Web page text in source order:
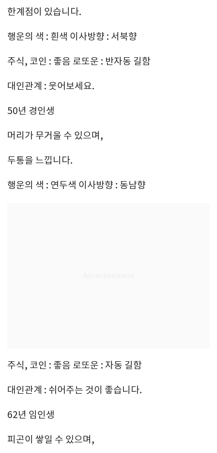
한계점이 있습니다.
행운의 색 : 흰색 이사방향 : 서북향
주식, 코인 : 좋음 로또운 : 반자동 길함
대인관계 : 웃어보세요.
50년 경인생
머리가 무거울 수 있으며,
두통을 느낍니다.
행운의 색 : 연두색 이사방향 : 동남향
주식, 코인 : 좋음 로또운 : 자동 길함
대인관계 : 쉬어주는 것이 좋습니다.
62년 임인생
피곤이 쌓일 수 있으며,